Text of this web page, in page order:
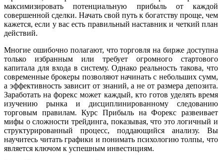
максимизировать потенциальную прибыль от каждой
совершенной сделки. Начать свой путь к богатству проще, чем
кажется, если у вас есть правильный наставник и четкий план
действий.
Многие ошибочно полагают, что торговля на бирже доступна
только избранным или требует огромного стартового
капитала для входа в систему. Однако реальность такова, что
современные брокеры позволяют начинать с небольших сумм,
а эффективность зависит от знаний, а не от размера депозита.
Заработать на форекс может каждый, кто готов уделять время
изучению рынка и дисциплинированному следованию
торговым правилам. Курс Прибыль на Форекс развеивает
мифы о сложности трейдинга, показывая, что это логичный и
структурированный процесс, поддающийся анализу. Вы
научитесь читать графики и понимать психологию толпы, что
является ключом к успешным инвестициям.